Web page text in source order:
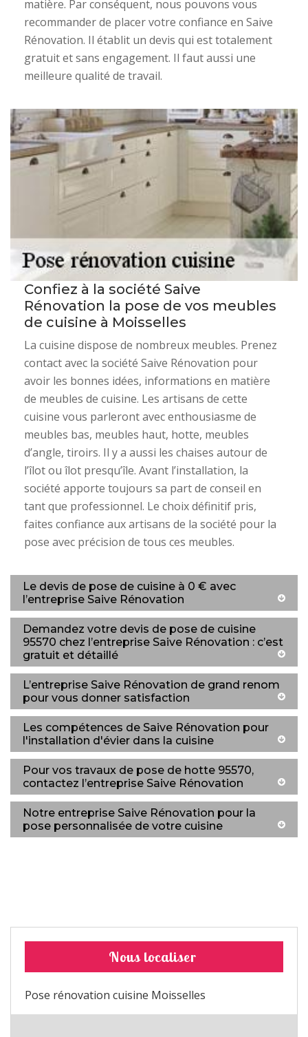
matière. Par conséquent, nous pouvons vous
recommander de placer votre confiance en Saive
Rénovation. Il établit un devis qui est totalement
gratuit et sans engagement. Il faut aussi une
meilleure qualité de travail.
Confiez à la société Saive
Rénovation la pose de vos meubles
de cuisine à Moisselles
La cuisine dispose de nombreux meubles. Prenez
contact avec la société Saive Rénovation pour
avoir les bonnes idées, informations en matière
de meubles de cuisine. Les artisans de cette
cuisine vous parleront avec enthousiasme de
meubles bas, meubles haut, hotte, meubles
d’angle, tiroirs. Il y a aussi les chaises autour de
l’îlot ou îlot presqu’île. Avant l’installation, la
société apporte toujours sa part de conseil en
tant que professionnel. Le choix définitif pris,
faites confiance aux artisans de la société pour la
pose avec précision de tous ces meubles.
Le devis de pose de cuisine à 0 € avec
l’entreprise Saive Rénovation
Demandez votre devis de pose de cuisine
95570 chez l’entreprise Saive Rénovation : c’est
gratuit et détaillé
L’entreprise Saive Rénovation de grand renom
pour vous donner satisfaction
Les compétences de Saive Rénovation pour
l'installation d'évier dans la cuisine
Pour vos travaux de pose de hotte 95570,
contactez l’entreprise Saive Rénovation
Notre entreprise Saive Rénovation pour la
pose personnalisée de votre cuisine
Nous localiser
Pose rénovation cuisine Moisselles